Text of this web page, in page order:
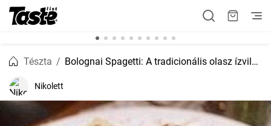
Tészta Bolognai Spagetti: A tradicionális olasz ízvilág
Nikolett